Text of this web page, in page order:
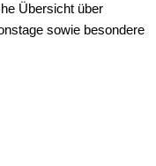
Übersicht über
sowie besondere